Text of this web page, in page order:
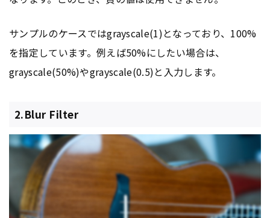
サンプルのケースではgrayscale(1)となっており、100%
を指定しています。例えば50%にしたい場合は、
grayscale(50%)やgrayscale(0.5)と入力します。
2.Blur Filter